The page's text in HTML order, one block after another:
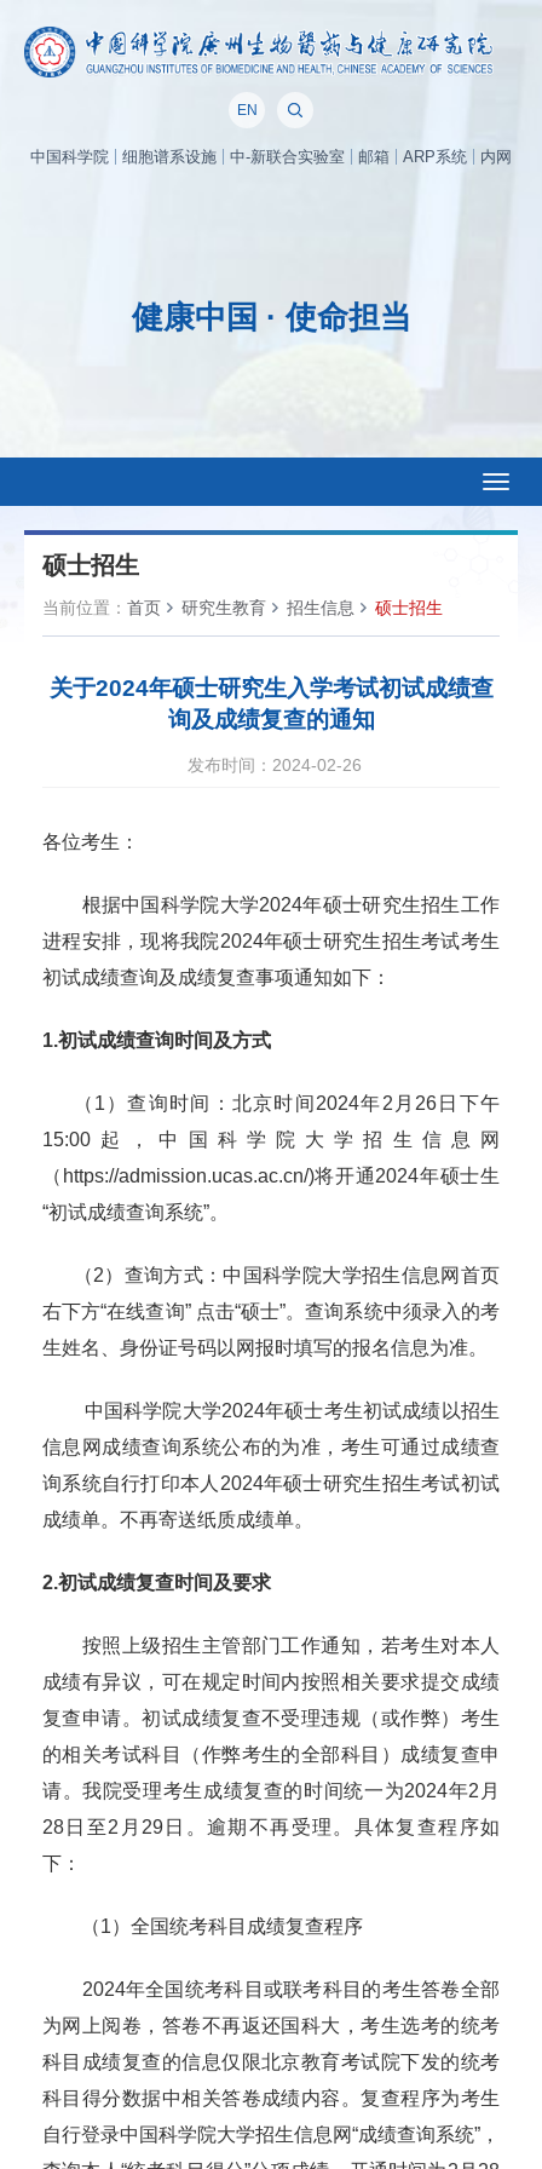
EN
中国科学院 细胞谱系设施 中-新联合实验室 邮箱 ARP系统 内网
健康中国 · 使命担当
硕士招生
当前位置： 首页 研究生教育 招生信息 硕士招生
关于2024年硕士研究生入学考试初试成绩查
询及成绩复查的通知
发布时间：2024-02-26
各位考生：
根据中国科学院大学2024年硕士研究生招生工作
进程安排，现将我院2024年硕士研究生招生考试考生
初试成绩查询及成绩复查事项通知如下：
1.初试成绩查询时间及方式
（ 1 ）查询时间：北京时间 2024年2 月 26 日下午
15:00 起，中国科学院大学招生信息网
（ https://admission.ucas.ac.cn/)将开通2024年硕士生
“初试成绩查询系统”。
（2）查询方式：中国科学院大学招生信息网首页
右下方“在线查询” 点击“硕士”。查询系统中须录入的考
生姓名、身份证号码以网报时填写的报名信息为准。
中国科学院大学2024年硕士考生初试成绩以招生
信息网成绩查询系统公布的为准，考生可通过成绩查
询系统自行打印本人 2024年硕士研究生招生考试初试
成绩单。不再寄送纸质成绩单。
2.初试成绩复查时间及要求
按照上级招生主管部门工作通知，若考生对本人
成绩有异议，可在规定时间内按照相关要求提交成绩
复查申请。初试成绩复查不受理违规（或作弊）考生
的相关考试科目（作弊考生的全部科目）成绩复查申
请。我院受理考生成绩复查的时间统一为2024年2 月
28 日至2 月 29日。逾期不再受理。具体复查程序如
下：
（1）全国统考科目成绩复查程序
2024年全国统考科目或联考科目的考生答卷全部
为网上阅卷，答卷不再返还国科大，考生选考的统考
科目成绩复查的信息仅限北京教育考试院下发的统考
科目得分数据中相关答卷成绩内容。复查程序为考生
自行登录中国科学院大学招生信息网“成绩查询系统”，